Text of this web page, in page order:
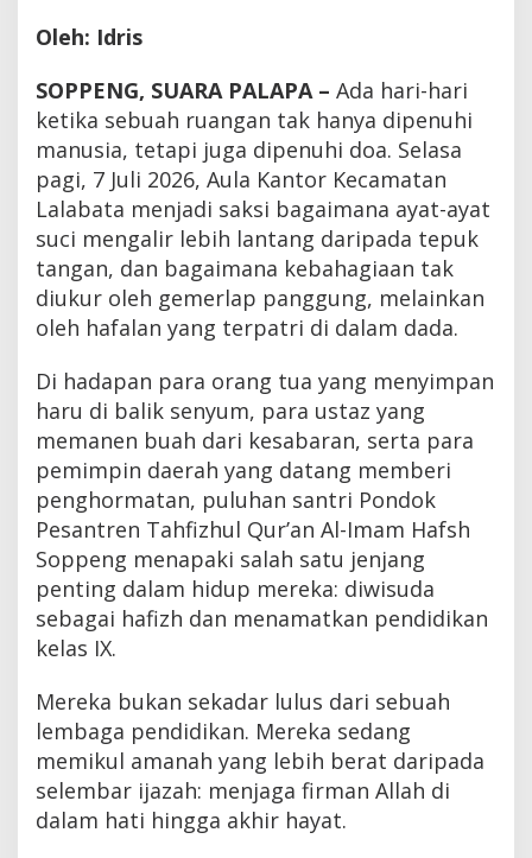
Oleh: Idris
SOPPENG, SUARA PALAPA – Ada hari-hari
ketika sebuah ruangan tak hanya dipenuhi
manusia, tetapi juga dipenuhi doa. Selasa
pagi, 7 Juli 2026, Aula Kantor Kecamatan
Lalabata menjadi saksi bagaimana ayat-ayat
suci mengalir lebih lantang daripada tepuk
tangan, dan bagaimana kebahagiaan tak
diukur oleh gemerlap panggung, melainkan
oleh hafalan yang terpatri di dalam dada.
Di hadapan para orang tua yang menyimpan
haru di balik senyum, para ustaz yang
memanen buah dari kesabaran, serta para
pemimpin daerah yang datang memberi
penghormatan, puluhan santri Pondok
Pesantren Tahfizhul Qur’an Al-Imam Hafsh
Soppeng menapaki salah satu jenjang
penting dalam hidup mereka: diwisuda
sebagai hafizh dan menamatkan pendidikan
kelas IX.
Mereka bukan sekadar lulus dari sebuah
lembaga pendidikan. Mereka sedang
memikul amanah yang lebih berat daripada
selembar ijazah: menjaga firman Allah di
dalam hati hingga akhir hayat.